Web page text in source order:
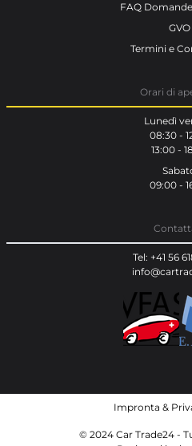
FAQ
GVO
Termini e
Orari di
Lunedì
08:30 -
13:00 -
09:00 -
Tel: +41 56
Impronta &
© 2024 Car Trade24 -